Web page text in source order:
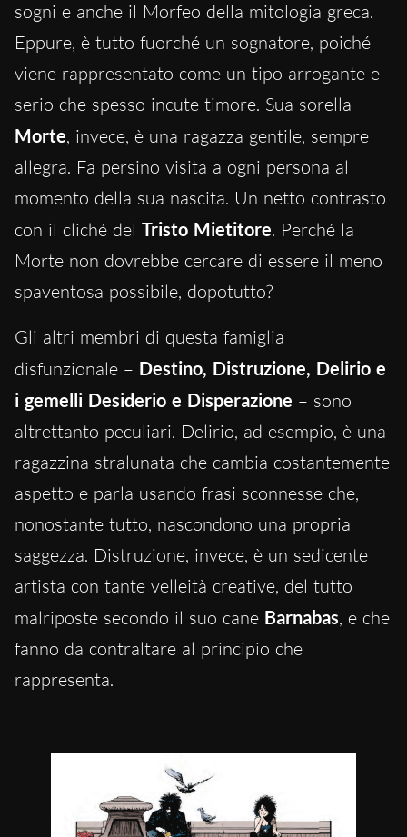
sogni e anche il Morfeo della mitologia greca.
Eppure, è tutto fuorché un sognatore, poiché
viene rappresentato come un tipo arrogante e
serio che spesso incute timore. Sua sorella
Morte, invece, è una ragazza gentile, sempre
allegra. Fa persino visita a ogni persona al
momento della sua nascita. Un netto contrasto
con il cliché del Tristo Mietitore. Perché la
Morte non dovrebbe cercare di essere il meno
spaventosa possibile, dopotutto?
Gli altri membri di questa famiglia
disfunzionale – Destino, Distruzione, Delirio e
i gemelli Desiderio e Disperazione – sono
altrettanto peculiari. Delirio, ad esempio, è una
ragazzina stralunata che cambia costantemente
aspetto e parla usando frasi sconnesse che,
nonostante tutto, nascondono una propria
saggezza. Distruzione, invece, è un sedicente
artista con tante velleità creative, del tutto
malriposte secondo il suo cane Barnabas, e che
fanno da contraltare al principio che
rappresenta.